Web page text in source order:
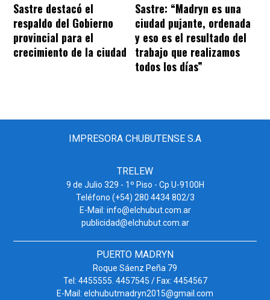
Sastre destacó el
respaldo del Gobierno
provincial para el
crecimiento de la ciudad
Sastre: “Madryn es una
ciudad pujante, ordenada
y eso es el resultado del
trabajo que realizamos
todos los días”
IMPRESORA CHUBUTENSE S.A
TRELEW
9 de Julio 329 - 1º Piso - Cp U-9100H
Teléfono (+54) 280 4434 802/3
E-Mail: info@elchubut.com.ar
publicidad@elchubut.com.ar
PUERTO MADRYN
Roque Sáenz Peña 79
Tel: 4455555. 4457545 / Fax: 4454567
E-Mail: elchubutmadryn2015@gmail.com